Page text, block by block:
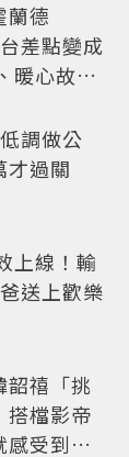
蘭德
差點變成
暖心故事
調做公
過關
上線！輸
送上歡樂
韶禧「挑
搭檔影帝
感受到演